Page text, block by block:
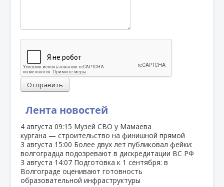
Лента новостей
4 августа 09:15 Музей СВО у Мамаева
кургана — строительство на финишной прямой
3 августа 15:00 Более двух лет публиковал фейки:
волгоградца подозревают в дискредитации ВС РФ
3 августа 14:07 Подготовка к 1 сентября: в
Волгограде оценивают готовность
образовательной инфраструктуры
Отправить